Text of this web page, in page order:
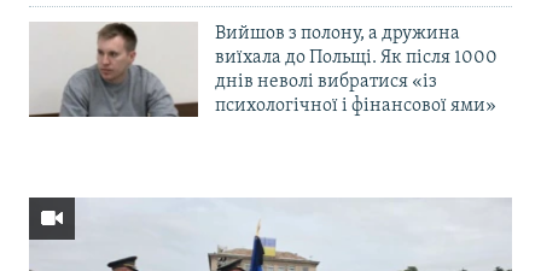
Вийшов з полону, а дружина
виїхала до Польщі. Як після 1000
днів неволі вибратися «із
психологічної і фінансової ями»